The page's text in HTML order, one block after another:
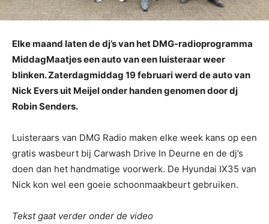
Elke maand laten de dj’s van het DMG-radioprogramma
MiddagMaatjes een auto van een luisteraar weer
blinken. Zaterdagmiddag 19 februari werd de auto van
Nick Evers uit Meijel onder handen genomen door dj
Robin Senders.
Luisteraars van DMG Radio maken elke week kans op een
gratis wasbeurt bij Carwash Drive In Deurne en de dj’s
doen dan het handmatige voorwerk. De Hyundai IX35 van
Nick kon wel een goeie schoonmaakbeurt gebruiken.
Tekst gaat verder onder de video